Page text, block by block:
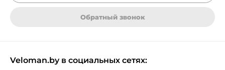
Обратный звонок
Veloman.by в социальных сетях: